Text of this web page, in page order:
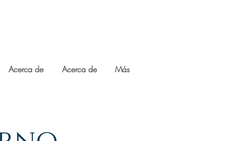
Acerca de Acerca de Más